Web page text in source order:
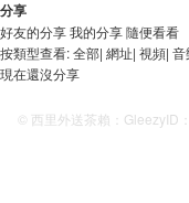
分享
好友的分享我的分享隨便看看
按類型查看:全部| 網址| 視頻| 音
現在還沒分享
© 西里外送茶賴：GleezyID